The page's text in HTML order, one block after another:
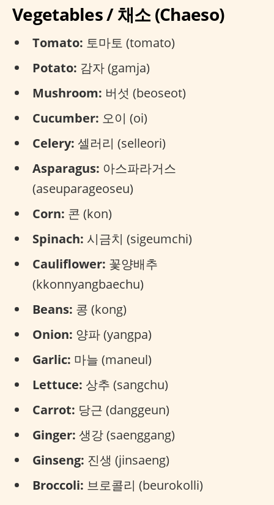
Vegetables / 채소 (Chaeso)
Tomato: 토마토 (tomato)
Potato: 감자 (gamja)
Mushroom: 버섯 (beoseot)
Cucumber: 오이 (oi)
Celery: 셀러리 (selleori)
Asparagus: 아스파라거스
(aseuparageoseu)
Corn: 콘 (kon)
Spinach: 시금치 (sigeumchi)
Cauliflower: 꽃양배추
(kkonnyangbaechu)
Beans: 콩 (kong)
Onion: 양파 (yangpa)
Garlic: 마늘 (maneul)
Lettuce: 상추 (sangchu)
Carrot: 당근 (danggeun)
Ginger: 생강 (saenggang)
Ginseng: 진생 (jinsaeng)
Broccoli: 브로콜리 (beurokolli)